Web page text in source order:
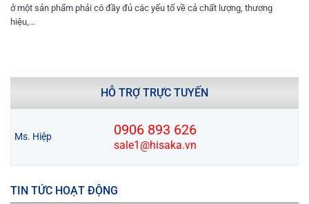
ở một sản phẩm phải có đầy đủ các yếu tố về cả chất lượng, thương
hiệu,...
HỖ TRỢ TRỰC TUYẾN
Ms. Hiệp 0906 893 626
sale1@hisaka.vn
TIN TỨC HOẠT ĐỘNG